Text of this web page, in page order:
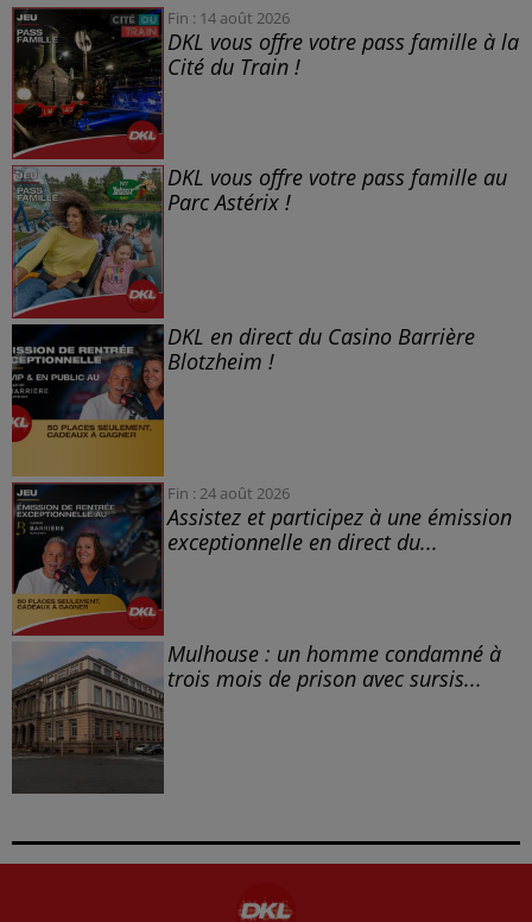
Fin : 14 août 2026
DKL vous offre votre pass famille à la
Cité du Train !
DKL vous offre votre pass famille au
Parc Astérix !
DKL en direct du Casino Barrière
Blotzheim !
Fin : 24 août 2026
Assistez et participez à une émission
exceptionnelle en direct du...
Mulhouse : un homme condamné à
trois mois de prison avec sursis...